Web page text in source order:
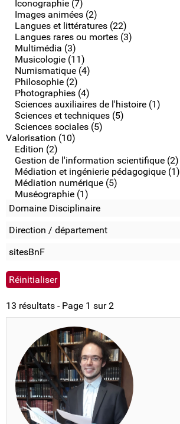
Iconographie (7)
Images animées (2)
Langues et littératures (22)
Langues rares ou mortes (3)
Multimédia (3)
Musicologie (11)
Numismatique (4)
Philosophie (2)
Photographies (4)
Sciences auxiliaires de l'histoire (1)
Sciences et techniques (5)
Sciences sociales (5)
Valorisation (10)
Edition (2)
Gestion de l'information scientifique (2)
Médiation et ingénierie pédagogique (1)
Médiation numérique (5)
Muséographie (1)
Domaine Disciplinaire
Direction / département
sitesBnF
13 résultats - Page 1 sur 2